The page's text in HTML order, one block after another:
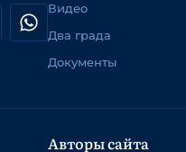
Видео
Два града
Документы
Авторы сайта